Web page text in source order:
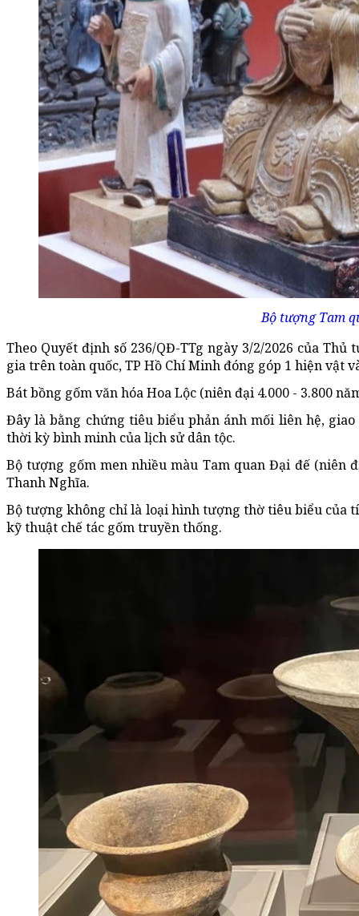
Bộ tượng Tam
Theo Quyết định số 236/QĐ-TTg ngày 3/2/2026 của
gia trên toàn quốc, TP Hồ Chí Minh đóng góp 1 hiện vật
Bát bồng gốm văn hóa Hoa Lộc (niên đại 4.000 - 3.800
Đây là bằng chứng tiêu biểu phản ánh mối liên hệ,
thời kỳ bình minh của lịch sử dân tộc.
Bộ tượng gốm men nhiều màu Tam quan Đại đế (niên
Thanh Nghĩa.
Bộ tượng không chỉ là loại hình tượng thờ tiêu biểu của
kỹ thuật chế tác gốm truyền thống.